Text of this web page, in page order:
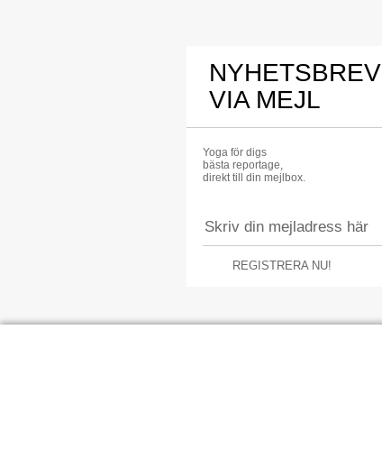
NYHETSBREV
VIA MEJL
Yoga för digs
bästa reportage,
direkt till din mejlbox.
REGISTRERA NU!